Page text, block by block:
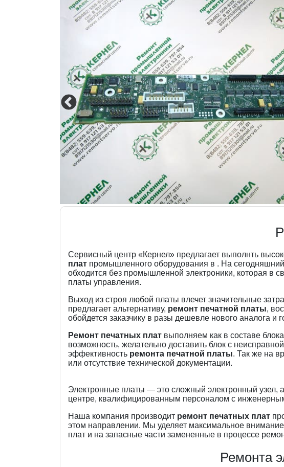
Сервисный центр «Кернел» предлагает выполнть
плат промышленного оборудования в . На
обходится без промышленной электроники, которая в
платы управления.
Выход из строя любой платы влечет значительные
предлагает альтернативу, ремонт печатной платы,
обойдется заказчику в разы дешевле нового аналога и
Ремонт печатных плат выполняем как в составе
возможность, желательно доставить блок с
эффективность ремонта печатной платы. Так же на
или отсутствие технической документации.
Электронные платы — это сложный электронный узел, а
центре, квалифицированным персоналом с
Наша компания производит ремонт печатных плат
этом направлении. Мы уделяет максимальное
плат и на запасные части замененные в процессе
Ремонта